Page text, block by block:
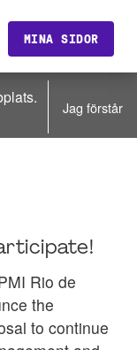
MINA SIDOR
Jag förstår
Rio de
the
to continue